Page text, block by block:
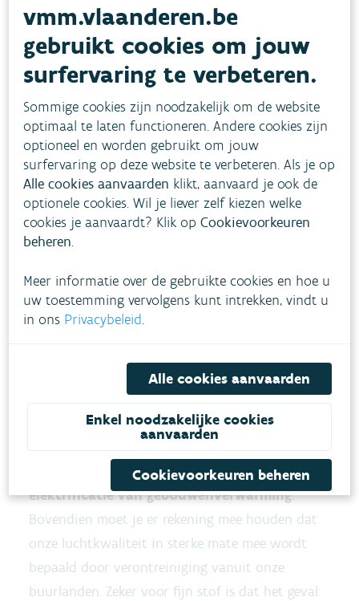
toekomstige normen nog niet overal voor fijn
stof, stikstofdioxide en arseen. Na de publicatie
van het voorstel hebben we een uitgebreide
analyse gedaan van het voorstel, rekening
houdend met het beleid dat er al is, maar ook
met het voorgenomen beleid in bijvoorbeeld het
Vlaamse luchtbeleidsplan.
Voor fijn stof PM 10verwachten we dat we de
normen halen met het al bestaande beleid. Voor
te volstaan, maar met de uitvoering van de
maatregelen uit het luchtbeleidsplan kunnen we
die normen ook halen. Hetzelfde geldt voor
nog wat onzekerheden op en langs drukke wegen
en bij tunnelmonden. Hiervoor verwachten we
wel een verbetering door de vernieuwing van
het wagenpark, met een groeiend aandeel
van elektrische auto’s en ook door de
elektrificatie van gebouwenverwarming.
Bovendien moet je er rekening mee houden dat
onze luchtkwaliteit in sterke mate mee wordt
bepaald door verontreiniging vanuit onze
buurlanden. Zeker voor fijn stof is dat het geval:
vmm.vlaanderen.be
gebruikt cookies om jouw
surfervaring te verbeteren.
Sommige cookies zijn noodzakelijk om de website
optimaal te laten functioneren. Andere cookies zijn
optioneel en worden gebruikt om jouw
surfervaring op deze website te verbeteren. Als je op
Alle cookies aanvaarden klikt, aanvaard je ook de
optionele cookies. Wil je liever zelf kiezen welke
cookies je aanvaardt? Klik opCookievoorkeuren
beheren.
Meer informatie over de gebruikte cookies en hoe u
uw toestemming vervolgens kunt intrekken, vindt u
in ons Privacybeleid.
Alle cookies aanvaarden
Enkel noodzakelijke cookies
aanvaarden
Cookievoorkeuren beheren